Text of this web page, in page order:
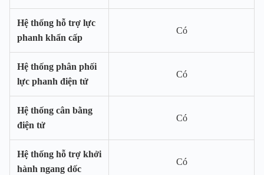
Hệ thống hỗ trợ lực
phanh khẩn cấp
Có
Hệ thống phân phối
lực phanh điện tử
Có
Hệ thống cân bằng
điện tử
Có
Hệ thống hỗ trợ khởi
hành ngang dốc
Có